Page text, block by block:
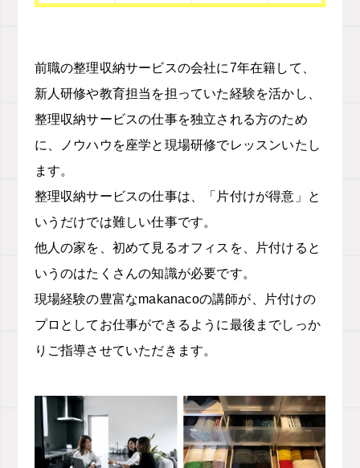
前職の整理収納サービスの会社に7年在籍して、
新人研修や教育担当を担っていた経験を活かし、
整理収納サービスの仕事を独立される方のため
に、ノウハウを座学と現場研修でレッスンいたし
ます。
整理収納サービスの仕事は、「片付けが得意」と
いうだけでは難しい仕事です。
他人の家を、初めて見るオフィスを、片付けると
いうのはたくさんの知識が必要です。
現場経験の豊富なmakanacoの講師が、片付けの
プロとしてお仕事ができるように最後までしっか
りご指導させていただきます。